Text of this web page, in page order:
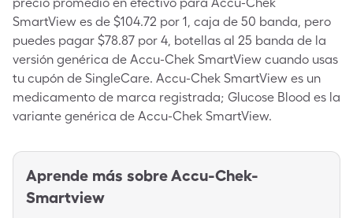
SmartView es de $104.72 por 1, caja de 50 banda, pero
puedes pagar $78.87 por 4, botellas al 25 banda de la
versión genérica de Accu-Chek SmartView cuando usas
tu cupón de SingleCare. Accu-Chek SmartView es un
medicamento de marca registrada; Glucose Blood es la
variante genérica de Accu-Chek SmartView.
Aprende más sobreAccu-Chek-
Smartview